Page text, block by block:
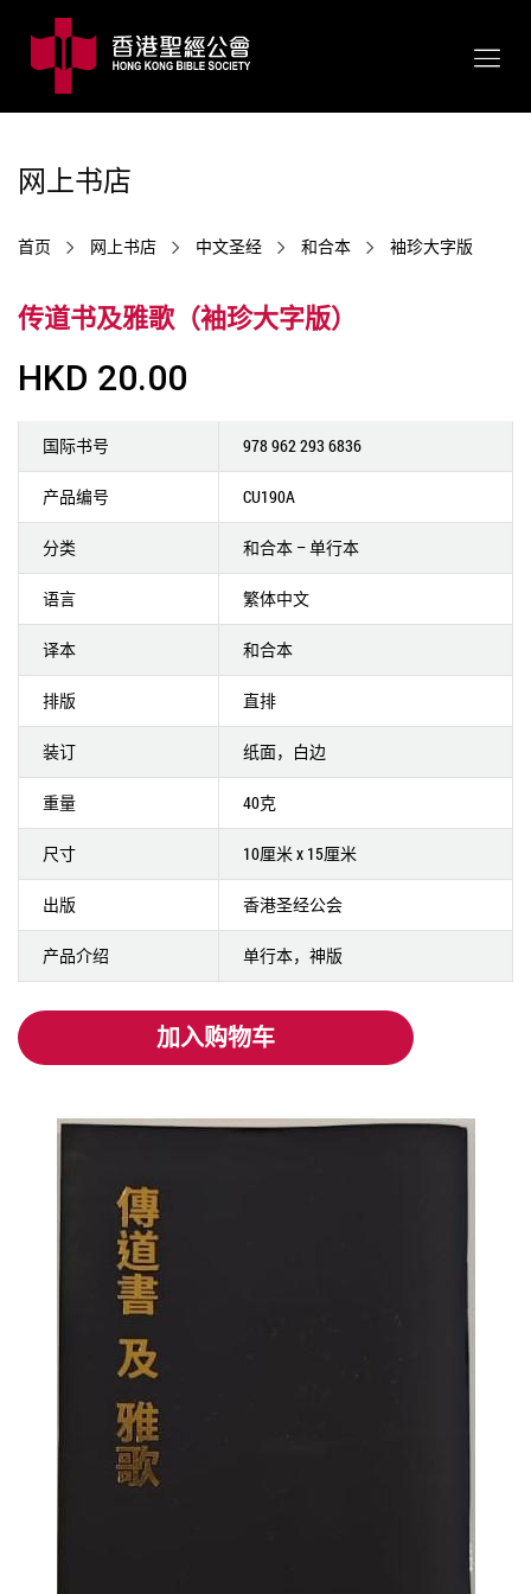
网上书店
首页 网上书店 中文圣经 和合本 袖珍大字版
传道书及雅歌（袖珍大字版）
HKD 20.00
国际书号 978 962 293 6836
产品编号 CU190A
分类 和合本 – 单行本
语言 繁体中文
译本 和合本
排版 直排
装订 纸面，白边
重量 40克
尺寸 10厘米 x 15厘米
出版 香港圣经公会
产品介绍 单行本，神版
加入购物车
加入购物车